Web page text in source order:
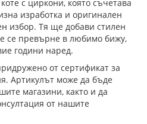
с циркони, която съчетава
изработка и оригинален
избор. Тя ще добави стилен
се превърне в любимо бижу,
години наред.
от сертификат за
Артикулът може да бъде
магазини, както и да
от нашите